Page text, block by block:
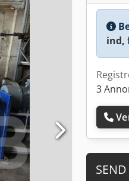
ind,
3